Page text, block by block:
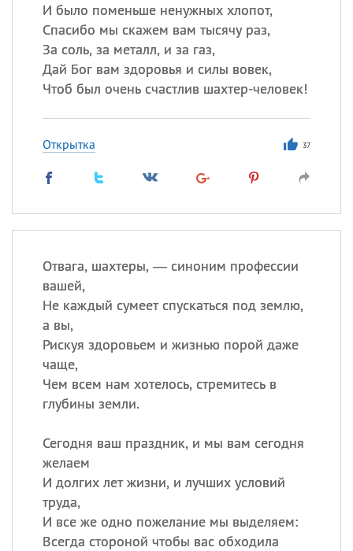
И было поменьше ненужных хлопот,
Спасибо мы скажем вам тысячу раз,
За соль, за металл, и за газ,
Дай Бог вам здоровья и силы вовек,
Чтоб был очень счастлив шахтер-человек!
Открытка 37
Отвага, шахтеры, — синоним профессии
вашей,
Не каждый сумеет спускаться под землю,
а вы,
Рискуя здоровьем и жизнью порой даже
чаще,
Чем всем нам хотелось, стремитесь в
глубины земли.
Сегодня ваш праздник, и мы вам сегодня
желаем
И долгих лет жизни, и лучших условий
труда,
И все же одно пожелание мы выделяем:
Всегда стороной чтобы вас обходила